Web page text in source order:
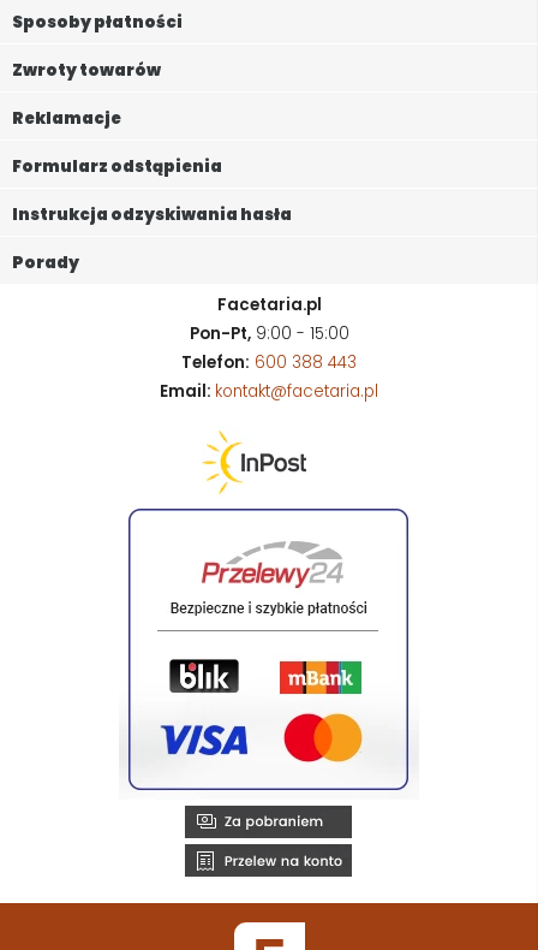
Sposoby płatności
Zwroty towarów
Reklamacje
Formularz odstąpienia
Instrukcja odzyskiwania hasła
Porady
Facetaria.pl
Pon-Pt,9:00 - 15:00
Telefon: 600 388 443
Email: kontakt@facetaria.pl